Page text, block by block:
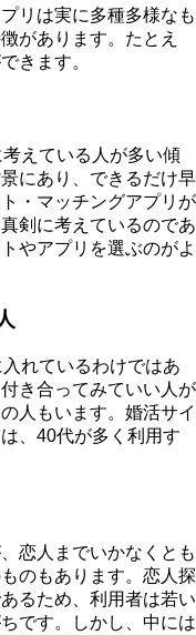
リは実に多種多様なも
があります。たとえ
きます。
えている人が多い傾
にあり、 できるだけ早
・マッチングアプリが
剣に考えているのであ
やアプリを選ぶのがよ
れているわけではあ
き合ってみていい人が
人もいます。 婚活サイ
、40代が多く利用す
恋人までいかなくとも
のもあります。 恋人探
るため、利用者は若い
です。しかし、中には